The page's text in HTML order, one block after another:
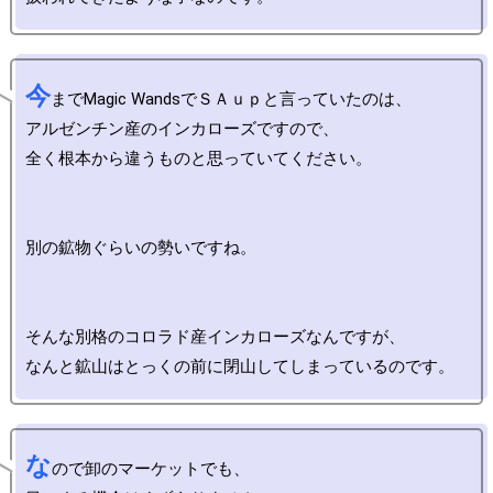
今までMagic WandsでＳＡｕｐと言っていたのは、
アルゼンチン産のインカローズですので、
全く根本から違うものと思っていてください。
別の鉱物ぐらいの勢いですね。
そんな別格のコロラド産インカローズなんですが、
なので卸のマーケットでも、